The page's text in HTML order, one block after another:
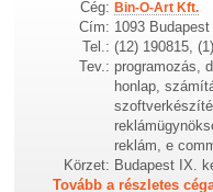
Cég: Bin-O-Art Kft.
Cím: 1093
Tel.: (12) 190815,
Tev.: programozás,
honlap,
reklám, e
Körzet: Budapest IX.
Tovább a részletes